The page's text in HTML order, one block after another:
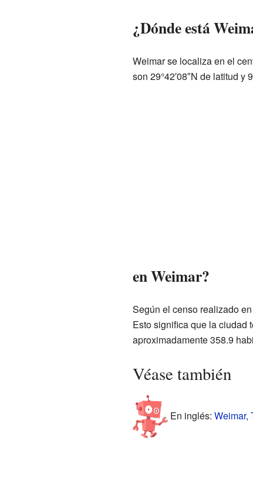
¿Dónde está
Weimar se localiza en el
son 29°42′08″N de latitud y
en Weimar?
Según el censo realizado
Esto significa que la ciudad
aproximadamente 358.9
Véase también
En inglés: Weimar,